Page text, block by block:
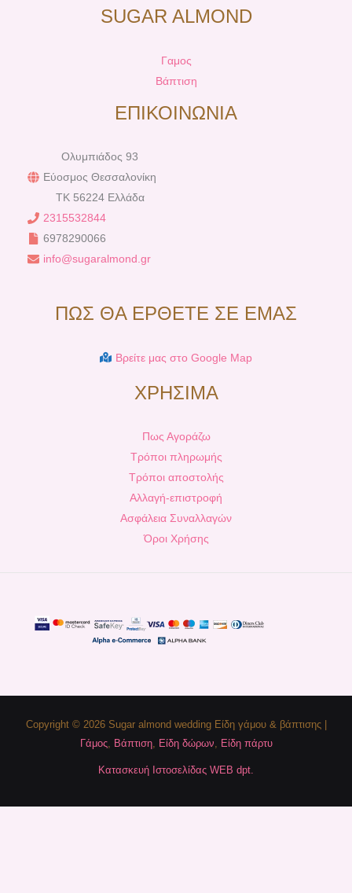
SUGAR ALMOND
Γαμος
Βάπτιση
ΕΠΙΚΟΙΝΩΝΙΑ
Ολυμπιάδος 93
Εύοσμος Θεσσαλονίκη
TK 56224 Ελλάδα
2315532844
6978290066
info@sugaralmond.gr
ΠΩΣ ΘΑ ΕΡΘΕΤΕ ΣΕ ΕΜΑΣ
Βρείτε μας στο Google Map
ΧΡΗΣΙΜΑ
Πως Αγοράζω
Τρόποι πληρωμής
Τρόποι αποστολής
Αλλαγή-επιστροφή
Ασφάλεια Συναλλαγών
Όροι Χρήσης
Copyright © 2026 Sugar almond wedding Είδη γάμου & βάπτισης |
Γάμος, Βάπτιση, Είδη δώρων, Είδη πάρτυ
Κατασκευή Ιστοσελίδας WEB dpt.